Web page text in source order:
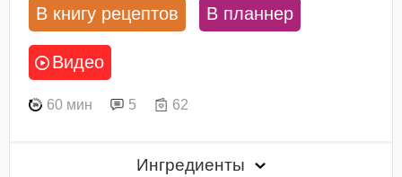
В книгу рецептов В планнер
Видео
60 мин 5 62
Ингредиенты